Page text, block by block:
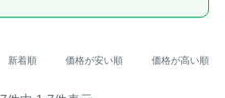
新着順 価格が安い順 価格が高い順
メ
獲通
くくり罠（イノシシ・